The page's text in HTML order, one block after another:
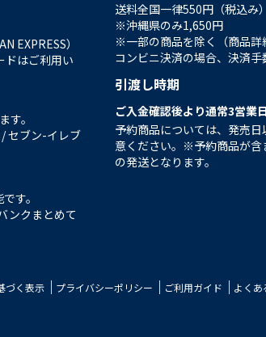
EXPRESS）
ドはご利用い
す。
/ セブン-イレブ
す。
ンクまとめて
送料全国一律550円（税込み
※沖縄県のみ1,650円
※一部の商品を除く（商品詳
コンビニ決済の場合、決済手
引渡し時期
ご入金確認後より通常3営業
予約商品については、発売
意ください。※予約商品が含
の発送となります。
づく表示 プライバシーポリシー ご利用ガイド よくあ